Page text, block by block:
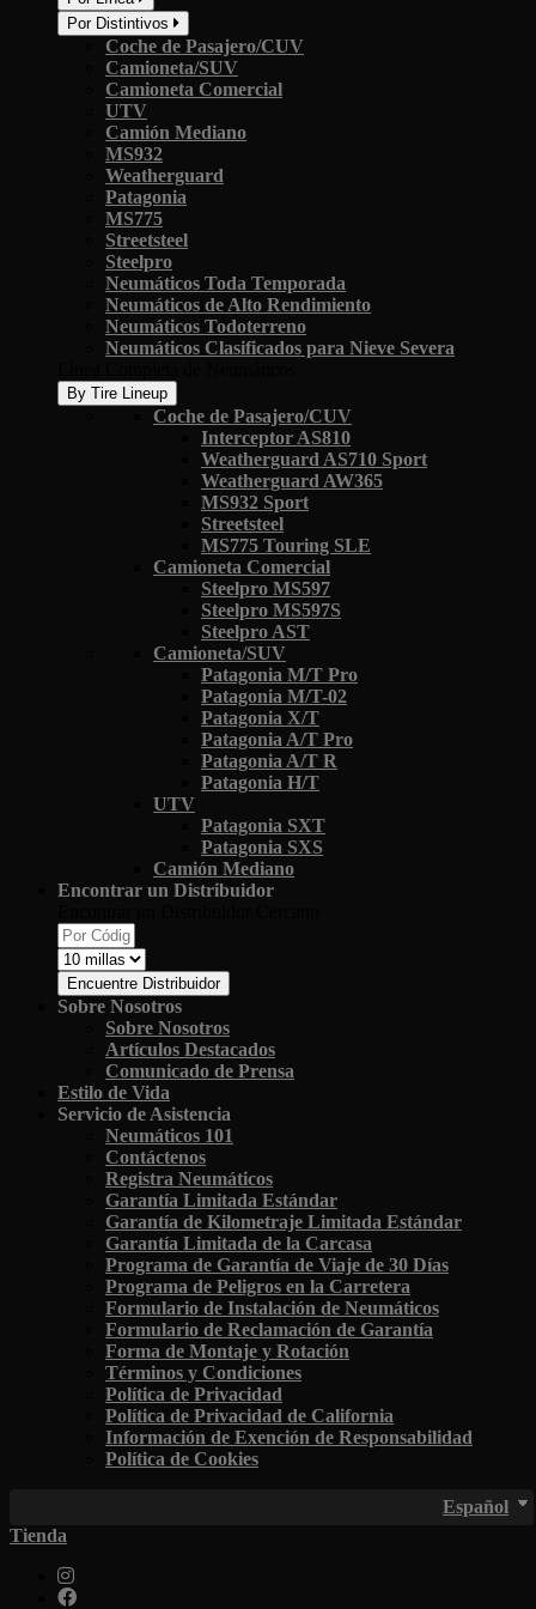
Por Distintivos
Coche de Pasajero/CUV
Camioneta/SUV
Camioneta Comercial
UTV
Camión Mediano
MS932
Weatherguard
Patagonia
MS775
Streetsteel
Steelpro
Neumáticos Toda Temporada
Neumáticos de Alto Rendimiento
Neumáticos Todoterreno
Neumáticos Clasificados para Nieve Severa
By Tire Lineup
Coche de Pasajero/CUV
Interceptor AS810
Weatherguard AS710 Sport
Weatherguard AW365
MS932 Sport
Streetsteel
MS775 Touring SLE
Camioneta Comercial
Steelpro MS597
Steelpro MS597S
Steelpro AST
Camioneta/SUV
Patagonia M/T Pro
Patagonia M/T-02
Patagonia X/T
Patagonia A/T Pro
Patagonia A/T R
Patagonia H/T
UTV
Patagonia SXT
Patagonia SXS
Camión Mediano
Encontrar un Distribuidor
Encuentre Distribuidor
Sobre Nosotros
Sobre Nosotros
Artículos Destacados
Comunicado de Prensa
Estilo de Vida
Servicio de Asistencia
Neumáticos 101
Contáctenos
Registra Neumáticos
Garantía Limitada Estándar
Garantía de Kilometraje Limitada Estándar
Garantía Limitada de la Carcasa
Programa de Garantía de Viaje de 30 Días
Programa de Peligros en la Carretera
Formulario de Instalación de Neumáticos
Formulario de Reclamación de Garantía
Forma de Montaje y Rotación
Términos y Condiciones
Política de Privacidad
Política de Privacidad de California
Información de Exención de Responsabilidad
Política de Cookies
Español
Tienda